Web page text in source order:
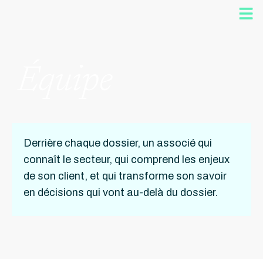
Derrière chaque dossier, un associé qui
connaît le secteur, qui comprend les enjeux
de son client, et qui transforme son savoir
en décisions qui vont au-delà du dossier.